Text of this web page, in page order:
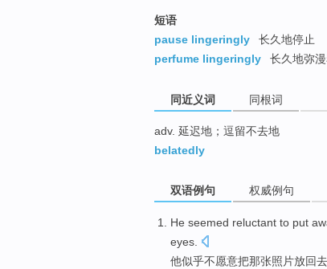
短语
pause lingeringly
长久地停止
perfume lingeringly
长久地弥
同近义词 同根词
adv. 延迟地；逗留不去地
belatedly
双语例句 权威例句
He seemed reluctant to put
eyes
他似乎不愿意把那张照片放回去